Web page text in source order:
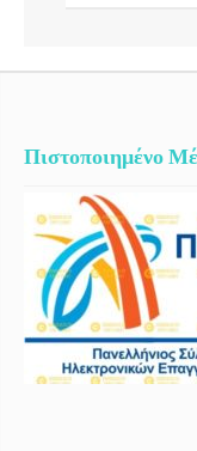
Πιστοποιημένο